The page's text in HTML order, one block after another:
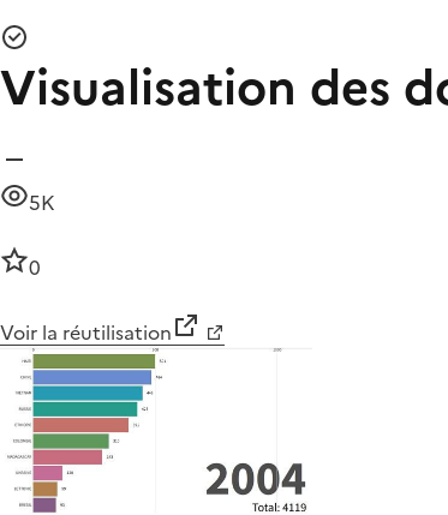
Visualisation des
5K
0
Voir la réutilisation